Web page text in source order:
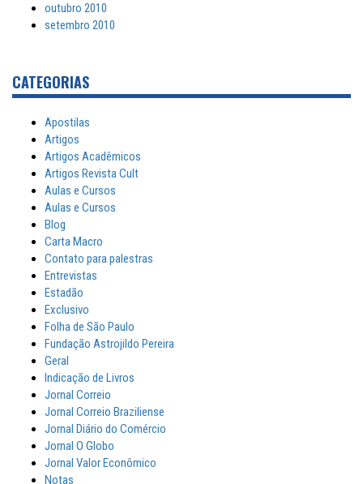
outubro 2010
setembro 2010
CATEGORIAS
Apostilas
Artigos
Artigos Acadêmicos
Artigos Revista Cult
Aulas e Cursos
Aulas e Cursos
Blog
Carta Macro
Contato para palestras
Entrevistas
Estadão
Exclusivo
Folha de São Paulo
Fundação Astrojildo Pereira
Geral
Indicação de Livros
Jornal Correio
Jornal Correio Braziliense
Jornal Diário do Comércio
Jornal O Globo
Jornal Valor Econômico
Notas